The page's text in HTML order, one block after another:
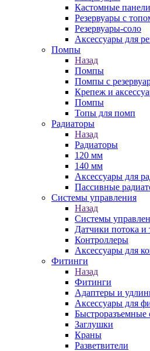
Кастомные панели
Резервуары с
Резервуары-соло
Аксессуары для
Помпы
Назад
Помпы
Помпы с
Крепеж и
Помпы
Топы для помп
Радиаторы
Назад
Радиаторы
120 мм
140 мм
Аксессуары для
Пассивные
Системы управления
Назад
Системы
Датчики потока и
Контроллеры
Аксессуары для
Фитинги
Назад
Фитинги
Адаптеры и
Аксессуары для
Быстроразъемные
Заглушки
Краны
Разветвители